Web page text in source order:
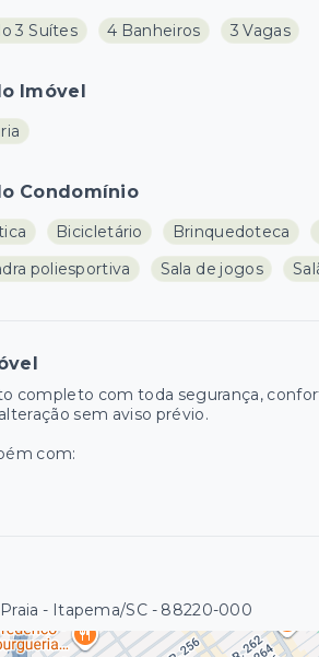
3 Suítes 4 Banheiros 3 Vagas
Imóvel
Condomínio
Bicicletário Brinquedoteca
poliesportiva Sala de jogos
completo com toda segurança,
sem aviso prévio.
com:
- Itapema/SC - 88220-000